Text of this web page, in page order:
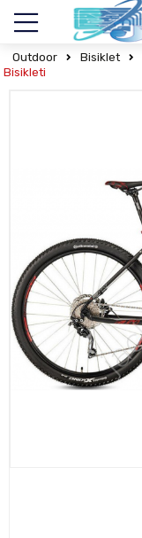
Outdoor Bisiklet
Bisikleti